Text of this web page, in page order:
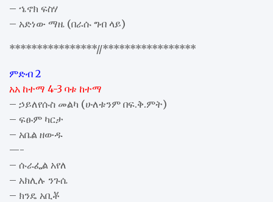
– ኄኖክ ፍስሃ
– አድነው ማዜ (በራሱ ግብ ላይ)
****************//*****************
ምድብ 2
አአ ከተማ 4-3 ባቱ ከተማ
– ኃይለየሱስ መልካ (ሁለቱንም በፍ.ቅ.ምት)
– ፍፁም ካርታ
– አቤል ዘውዱ
—-
– ሱራፌል አየለ
– አክሊሉ ንጉሴ
– ክንዴ አቢቾ